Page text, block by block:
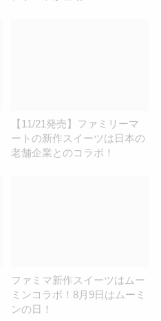
【11/21発売】ファミリーマ
ートの新作スイーツは日本の
老舗企業とのコラボ！
ファミマ新作スイーツはムー
ミンコラボ！8月9日はムーミ
ンの日！